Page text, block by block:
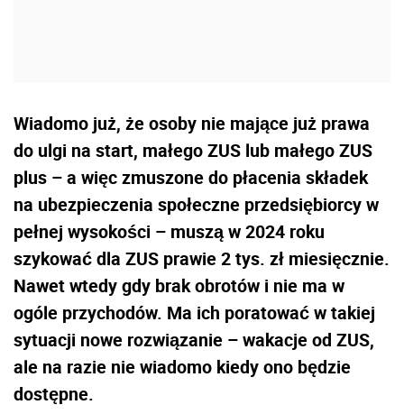
Wiadomo już, że osoby nie mające już prawa
do ulgi na start, małego ZUS lub małego ZUS
plus – a więc zmuszone do płacenia składek
na ubezpieczenia społeczne przedsiębiorcy w
pełnej wysokości – muszą w 2024 roku
szykować dla ZUS prawie 2 tys. zł miesięcznie.
Nawet wtedy gdy brak obrotów i nie ma w
ogóle przychodów. Ma ich poratować w takiej
sytuacji nowe rozwiązanie – wakacje od ZUS,
ale na razie nie wiadomo kiedy ono będzie
dostępne.